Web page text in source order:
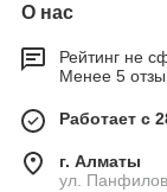
О нас
Рейтинг не
Менее 5
Работает с
г. Алматы
ул.